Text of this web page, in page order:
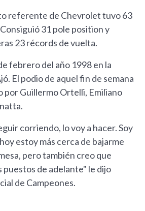
referente de Chevrolet tuvo 63
31 pole position y
23 récords de vuelta.
febrero del año 1998 en la
El podio de aquel fin de semana
por Guillermo Ortelli, Emiliano
corriendo, lo voy a hacer. Soy
estoy más cerca de bajarme
pero también creo que
puestos de adelante" le dijo
de Campeones.